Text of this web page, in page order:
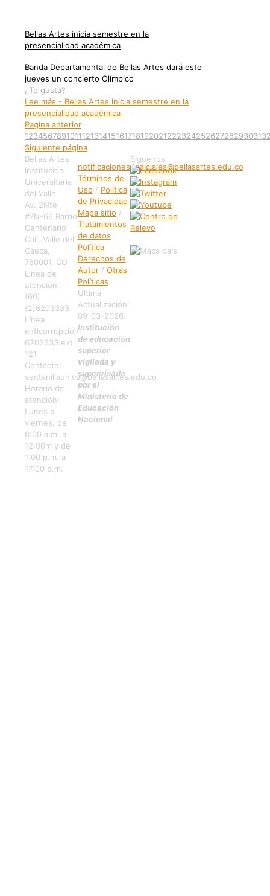
Bellas Artes inicia semestre en la
presencialidad académica
Banda Departamental de Bellas Artes dará este
jueves un concierto Olímpico
¿Te gusta?
Lee más - Bellas Artes inicia semestre en la
presencialidad académica
Pagina anterior
12345678910111213141516171819202122232425262728293031
Siguiente página
Bellas Artes
Institución
Universitaria
del Valle
Av. 2Nte
#7N-66 Barrio
Centenario
Cali, Valle del
Cauca,
760001, CO
Linea de
atención:
(60)
(2)6203333
Línea
anticorrupción:
6203333 ext.
121
Contacto:
ventanillaunica@bellasartes.edu.co
Horario de
atención:
Lunes a
viernes, de
8:00 a.m. a
12:00m y de
1:00 p.m. a
17:00 p.m.
notificaciones.judiciales@bellasartes.edu.co
Términos de
Uso / Política
de Privacidad
Mapa sitio /
Tratamientos
de datos
Política
Derechos de
Autor/ Otras
Políticas
Última
Actualización:
09-03-2026
Institución
de educación
superior
vigilada y
supervisada
por el
Ministerio de
Educación
Nacional
Síguenos: